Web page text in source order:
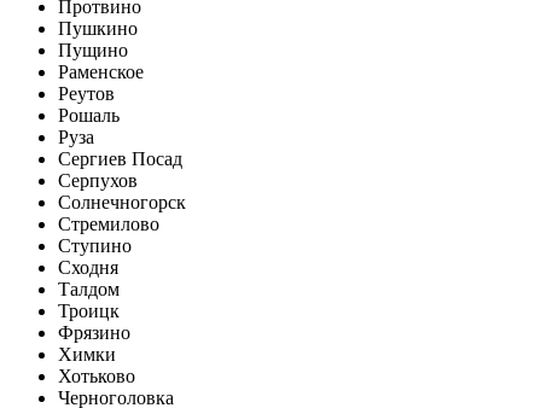
Протвино
Пушкино
Пущино
Раменское
Реутов
Рошаль
Руза
Сергиев Посад
Серпухов
Солнечногорск
Стремилово
Ступино
Сходня
Талдом
Троицк
Фрязино
Химки
Хотьково
Черноголовка